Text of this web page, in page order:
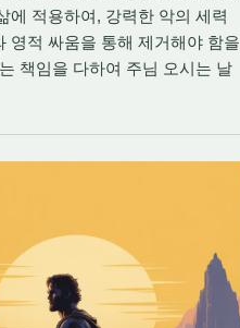
에 적용하여, 강력한 악의 세력
영적 싸움을 통해 제거해야 함을
책임을 다하여 주님 오시는 날